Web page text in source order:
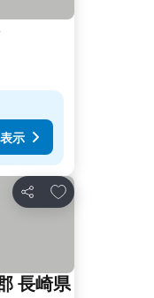
示
シェア
お気に入りに追加
長崎県